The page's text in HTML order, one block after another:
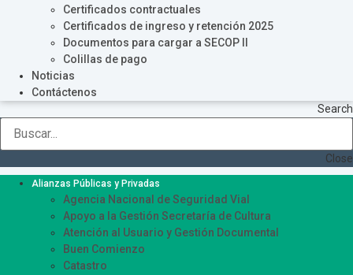
Certificados contractuales
Certificados de ingreso y retención 2025
Documentos para cargar a SECOP II
Colillas de pago
Noticias
Contáctenos
Search
Close
Alianzas Públicas y Privadas
Agencia Nacional de Seguridad Vial
Apoyo a la Gestión Secretaría de Cultura
Atención al Usuario y Gestión Documental
Buen Comienzo
Catastro